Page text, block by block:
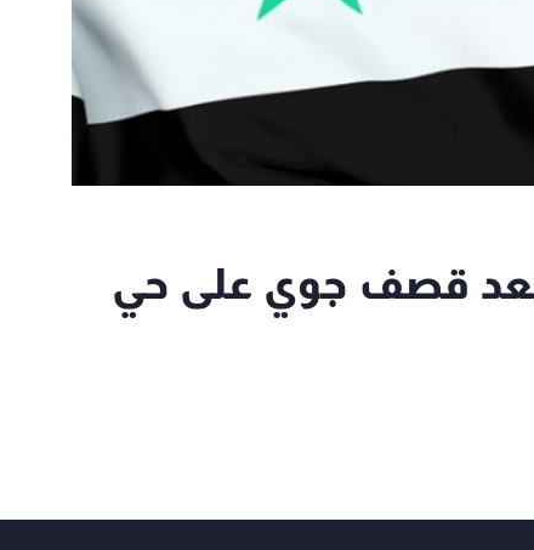
20 قتيلا بعد قصف جوي على حي